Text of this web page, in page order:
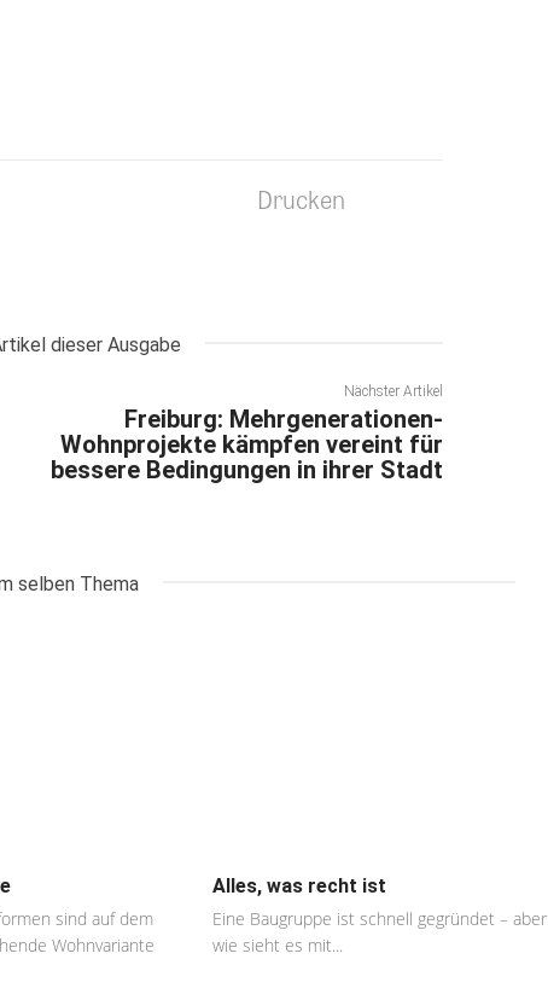
Drucken
dieser Ausgabe
Nächster Artikel
Freiburg: Mehrgenerationen-
Wohnprojekte kämpfen vereint für
bessere Bedingungen in ihrer Stadt
selben Thema
sind auf dem
Wohnvariante
Alles, was recht ist
Eine Baugruppe ist schnell gegründet – aber
wie sieht es mit...